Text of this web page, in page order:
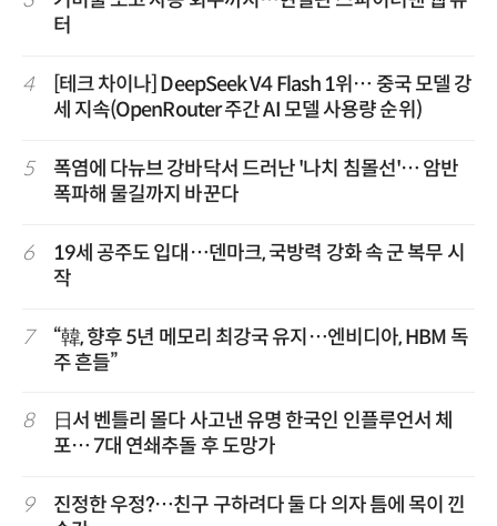
터
4
[테크 차이나] DeepSeek V4 Flash 1위… 중국 모델 강
세 지속(OpenRouter 주간 AI 모델 사용량 순위)
5
폭염에 다뉴브 강바닥서 드러난 '나치 침몰선'… 암반
폭파해 물길까지 바꾼다
6
19세 공주도 입대…덴마크, 국방력 강화 속 군 복무 시
작
7
“韓, 향후 5년 메모리 최강국 유지…엔비디아, HBM 독
주 흔들”
8
日서 벤틀리 몰다 사고낸 유명 한국인 인플루언서 체
포… 7대 연쇄추돌 후 도망가
9
진정한 우정?…친구 구하려다 둘 다 의자 틈에 목이 낀